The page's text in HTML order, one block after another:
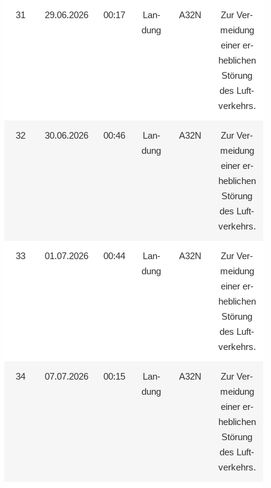
31 29.06.2026 00:17
Lan­
dung
A32N
Zur Ver­
mei­dung
einer er­
heb­li­chen
Stö­rung
des Luft­
ver­kehrs.
32 30.06.2026 00:46
Lan­
dung
A32N
Zur Ver­
mei­dung
einer er­
heb­li­chen
Stö­rung
des Luft­
ver­kehrs.
33 01.07.2026 00:44
Lan­
dung
A32N
Zur Ver­
mei­dung
einer er­
heb­li­chen
Stö­rung
des Luft­
ver­kehrs.
34 07.07.2026 00:15
Lan­
dung
A32N
Zur Ver­
mei­dung
einer er­
heb­li­chen
Stö­rung
des Luft­
ver­kehrs.